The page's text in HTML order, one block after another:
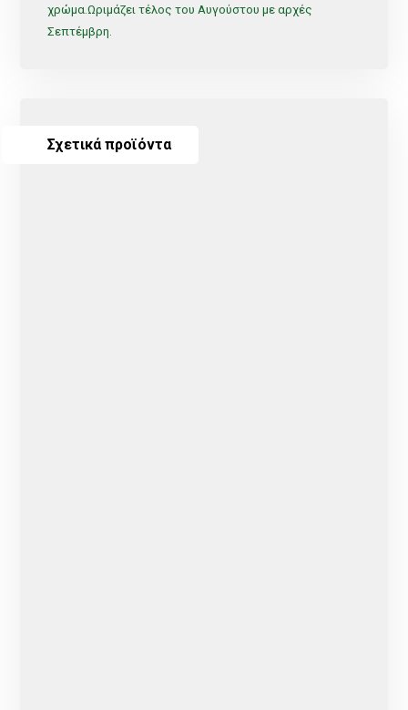
χρώμα.Ωριμάζει τέλος του Αυγούστου με αρχές
Σεπτέμβρη.
Σχετικά προϊόντα